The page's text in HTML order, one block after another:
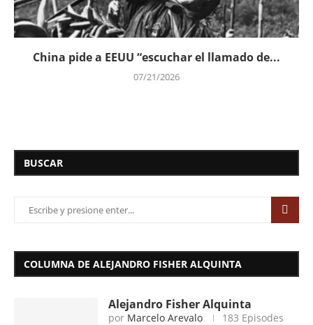
China pide a EEUU “escuchar el llamado de...
07/21/2026
BUSCAR
COLUMNA DE ALEJANDRO FISHER ALQUINTA
Alejandro Fisher Alquinta
por Marcelo Arevalo 183 Episodes